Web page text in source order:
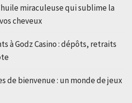
miraculeuse qui sublime la
cheveux
à Godz Casino : dépôts, retraits
de bienvenue : un monde de jeux